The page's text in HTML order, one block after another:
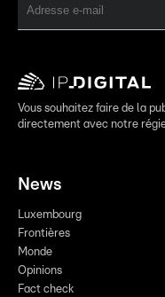
Vous souhaitez faire de la
directement avec notre
News
Luxembourg
Frontières
Monde
Opinions
Fact check